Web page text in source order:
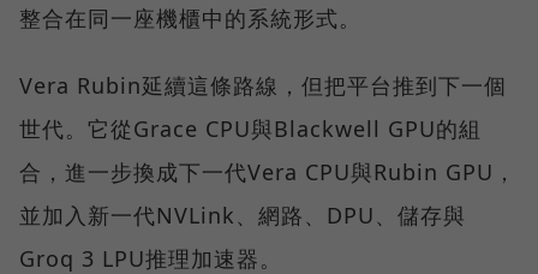
整合在同一座機櫃中的系統形式。
Vera Rubin延續這條路線，但把平台推到下一個
世代。它從Grace CPU與Blackwell GPU的組
合，進一步換成下一代Vera CPU與Rubin GPU，
並加入新一代NVLink、網路、DPU、儲存與
Groq 3 LPU推理加速器。